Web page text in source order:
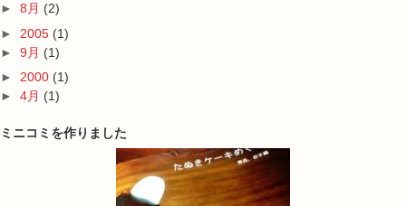
► 8月 (2)
► 2005 (1)
► 9月 (1)
► 2000 (1)
► 4月 (1)
ミニコミを作りました